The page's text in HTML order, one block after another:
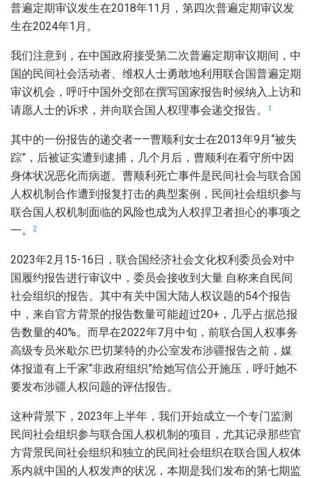
普遍定期审议发生在2018年11月，第四次普遍定期审议发
生在2024年1月。
我们注意到，在中国政府接受第二次普遍定期审议期间，中
国的民间社会活动者、维权人士勇敢地利用联合国普遍定期
审议机会，呼吁中国外交部在撰写国家报告时候纳入上访和
请愿人士的诉求，并向联合国人权理事会递交报告。
1
其中的一份报告的递交者——曹顺利女士在2013年9月“被失
踪”，后被证实遭到逮捕，几个月后，曹顺利在看守所中因
身体状况恶化而病逝。曹顺利死亡事件是民间社会与联合国
人权机制合作遭到报复打击的典型案例，民间社会组织参与
联合国人权机制面临的风险也成为人权捍卫者担心的事项之
一。
2
2023年2月15-16日，联合国经济社会文化权利委员会对中
国履约报告进行审议中，委员会接收到大量 自称来自民间
社会组织的报告。其中有关中国大陆人权议题的54个报告
中，来自官方背景的报告数量可能超过20+，几乎占据总报
告数量的40%。而早在2022年7月中旬，前联合国人权事务
高级专员米歇尔.巴切莱特的办公室发布涉疆报告之前，媒
体报道有上千家“非政府组织”给她写信公开施压，呼吁她不
要发布涉疆人权问题的评估报告。
这种背景下，2023年上半年，我们开始成立一个专门监测
民间社会组织参与联合国人权机制的项目，尤其记录那些官
方背景民间社会组织和独立的民间社会组织在联合国人权体
系内就中国的人权发声的状况，本期是我们发布的第七期监